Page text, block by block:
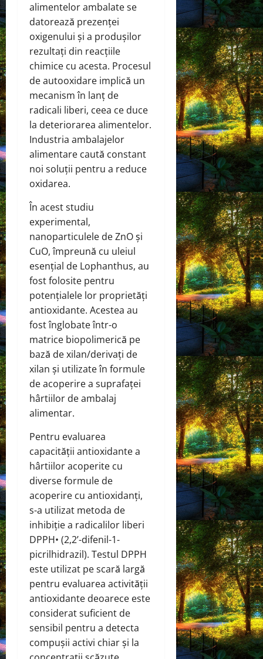
alimentelor ambalate se
datorează prezenței
oxigenului și a produșilor
rezultați din reacțiile
chimice cu acesta. Procesul
de autooxidare implică un
mecanism în lanț de
radicali liberi, ceea ce duce
la deteriorarea alimentelor.
Industria ambalajelor
alimentare caută constant
noi soluții pentru a reduce
oxidarea.
În acest studiu
experimental,
nanoparticulele de ZnO și
CuO, împreună cu uleiul
esențial de Lophanthus, au
fost folosite pentru
potențialele lor proprietăți
antioxidante. Acestea au
fost înglobate într-o
matrice biopolimerică pe
bază de xilan/derivați de
xilan și utilizate în formule
de acoperire a suprafaței
hârtiilor de ambalaj
alimentar.
Pentru evaluarea
capacității antioxidante a
hârtiilor acoperite cu
diverse formule de
acoperire cu antioxidanți,
s-a utilizat metoda de
inhibiție a radicalilor liberi
DPPH• (2,2’-difenil-1-
picrilhidrazil). Testul DPPH
este utilizat pe scară largă
pentru evaluarea activității
antioxidante deoarece este
considerat suficient de
sensibil pentru a detecta
compușii activi chiar și la